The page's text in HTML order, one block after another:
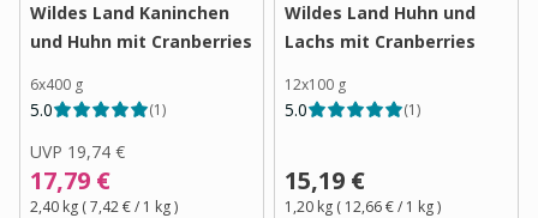
Wildes Land Kaninchen
und Huhn mit Cranberries
6x400 g
5.0 (1)
UVP 19,74 €
17,79 €
2,40 kg (7,42 €/ 1 kg)
Wildes Land Huhn und
Lachs mit Cranberries
12x100 g
5.0 (1)
15,19 €
1,20 kg ( 12,66 €/ 1 kg)